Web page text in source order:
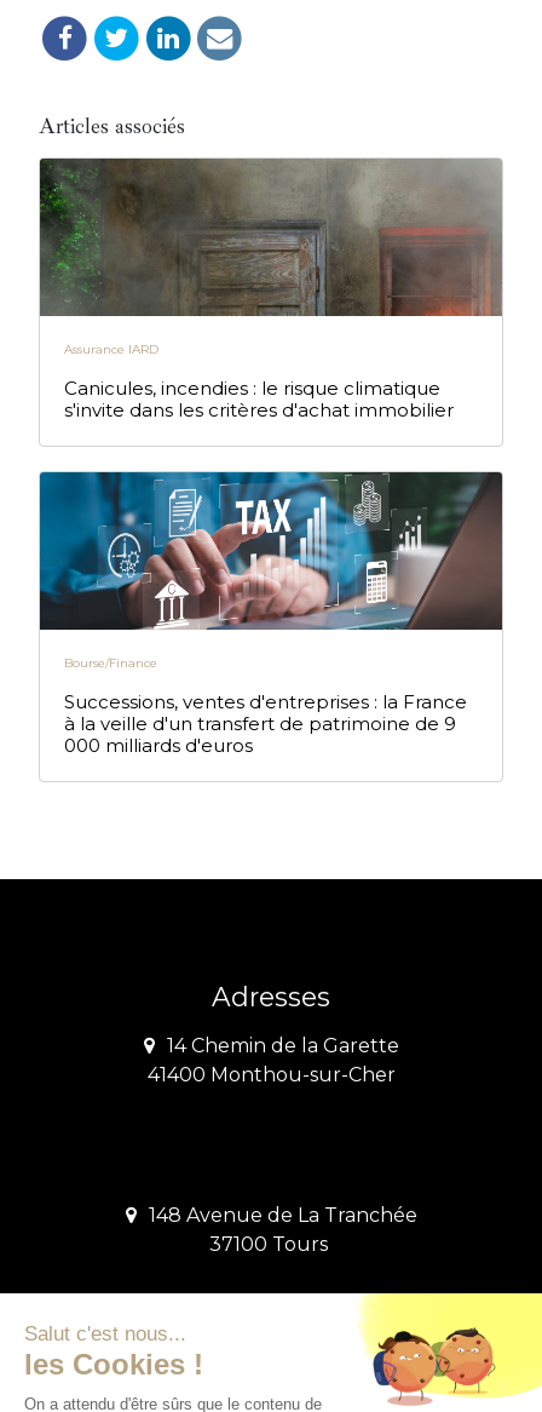
Articles associés
Assurance IARD
Canicules, incendies : le risque climatique
s'invite dans les critères d'achat immobilier
Bourse/Finance
Successions, ventes d'entreprises : la France
à la veille d'un transfert de patrimoine de 9
000 milliards d'euros
Adresses
14 Chemin de la Garette
41400 Monthou-sur-Cher
148 Avenue de La Tranchée
37100 Tours